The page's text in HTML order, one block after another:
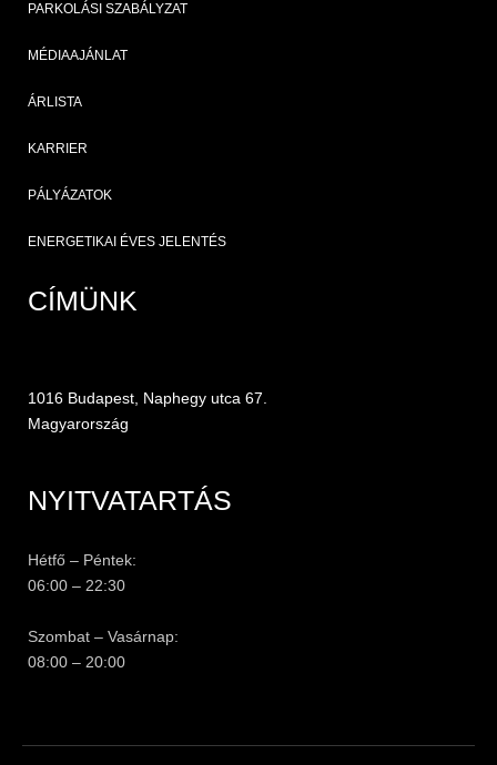
PARKOLÁSI SZABÁLYZAT
MÉDIAAJÁNLAT
ÁRLISTA
KARRIER
PÁLYÁZATOK
ENERGETIKAI ÉVES JELENTÉS
CÍMÜNK
1016 Budapest, Naphegy utca 67.
Magyarország
NYITVATARTÁS
Hétfő – Péntek:
06:00 – 22:30
Szombat – Vasárnap:
08:00 – 20:00